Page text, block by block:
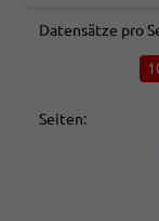
Datensätze pro
Seiten: